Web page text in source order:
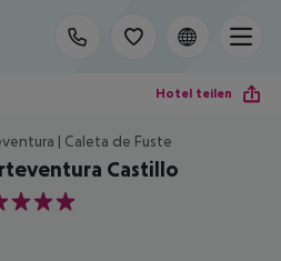
Hotel teilen
| Caleta de Fuste
Castillo